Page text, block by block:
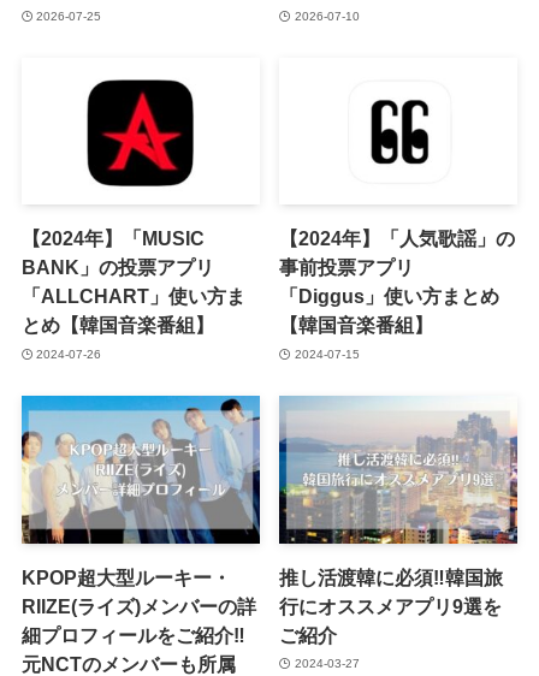
2026-07-25 2026-07-10
【2024年】「MUSIC
BANK」の投票アプリ
「ALLCHART」使い方ま
とめ【韓国音楽番組】
2024-07-26
【2024年】「人気歌謡」の
事前投票アプリ
「Diggus」使い方まとめ
【韓国音楽番組】
2024-07-15
KPOP超大型ルーキー・
RIIZE(ライズ)メンバーの詳
細プロフィールをご紹介‼︎
元NCTのメンバーも所属
推し活渡韓に必須‼︎韓国旅
行にオススメアプリ9選を
ご紹介
2024-03-27